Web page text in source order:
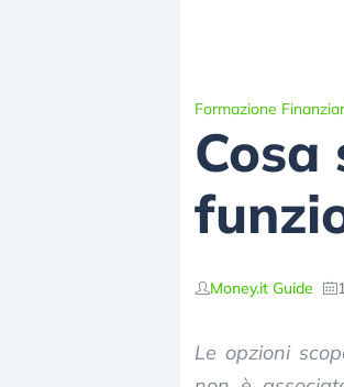
Formazione
Cosa
Money.it Guide
Le opzioni